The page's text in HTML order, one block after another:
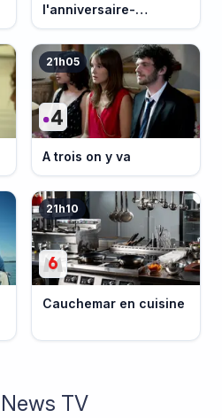
l'anniversaire-
événement
21h05
A trois on y va
21h10
Cauchemar en cuisine
TV